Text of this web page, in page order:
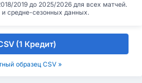
2019 до 2025/2026 для всех матчей.
средне-сезонных данных.
(1 Кредит)
образец CSV »